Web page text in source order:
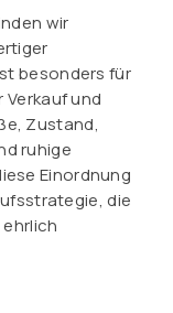
wir
besonders für
Verkauf und
Zustand,
ruhige
Einordnung
die